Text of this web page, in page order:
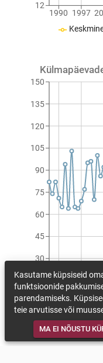
1990 1997
12
1990 1997
30
45
60
75
90
105
120
135
150
VAATA
Kasutame küpsiseid
funktsioonide
parendamiseks.
teie arvutisse või
MA EI NÕUSTU